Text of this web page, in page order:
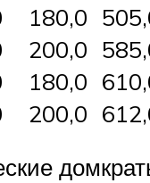
180,0
200,0
180,0
200,0